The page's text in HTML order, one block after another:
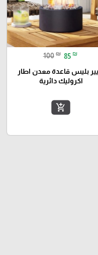
100 ₪ 85 ₪
بليس قاعدة معدن اطار
اكروليك دائرية
add_shopping_cart